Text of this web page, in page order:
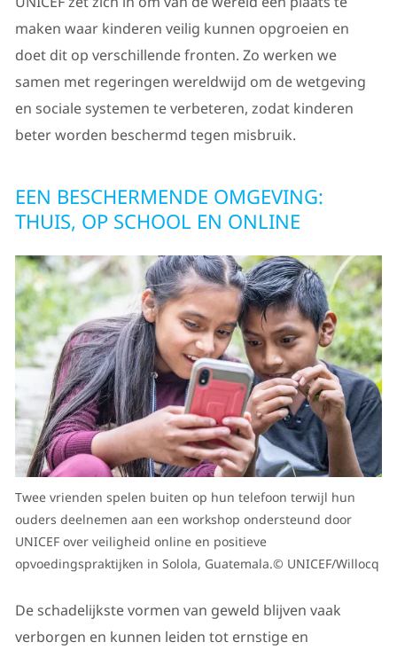
maken waar kinderen veilig kunnen opgroeien en
doet dit op verschillende fronten. Zo werken we
samen met regeringen wereldwijd om de wetgeving
en sociale systemen te verbeteren, zodat kinderen
beter worden beschermd tegen misbruik.
EEN BESCHERMENDE OMGEVING:
THUIS, OP SCHOOL EN ONLINE
Twee vrienden spelen buiten op hun telefoon terwijl hun
ouders deelnemen aan een workshop ondersteund door
UNICEF over veiligheid online en positieve
opvoedingspraktijken in Solola, Guatemala.© UNICEF/Willocq
De schadelijkste vormen van geweld blijven vaak
verborgen en kunnen leiden tot ernstige en